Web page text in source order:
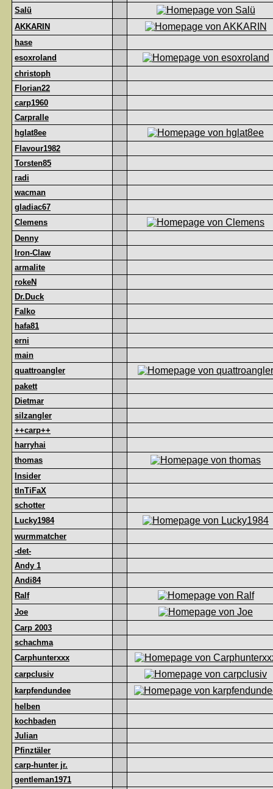
Salü
AKKARIN
hase
esoxroland
christoph
Florian22
carp1960
Carpralle
hglat8ee
Flavour1982
Torsten85
radi
wacman
gladiac67
Clemens
Denny
Iron-Claw
armalite
rokeN
Dr.Duck
Falko
hafa81
erni
main
quattroangler
pakett
Dietmar
silzangler
++carp++
harryhai
thomas
Insider
tInTiFaX
schotter
Lucky1984
wurmmatcher
-det-
Andy 1
Andi84
Ralf
Joe
Carp 2003
schachma
Carphunterxxx
carpclusiv
karpfendundee
helben
kochbaden
Julian
Pfinztäler
carp-hunter jr.
gentleman1971